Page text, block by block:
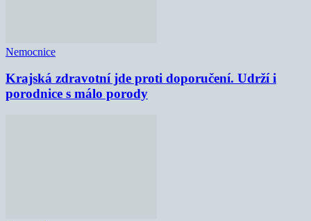
Nemocnice
Krajská zdravotní jde proti doporučení. Udrží i
porodnice s málo porody